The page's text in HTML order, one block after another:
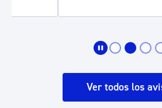
Ver todos los